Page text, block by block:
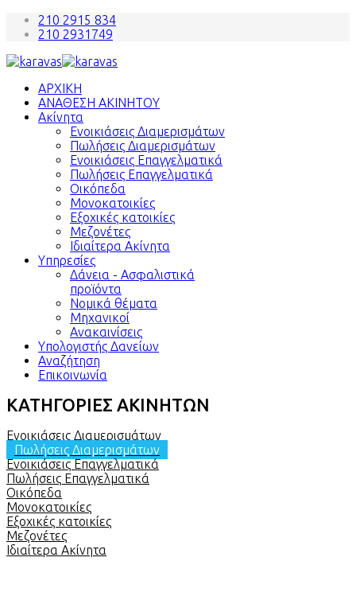
210 2915 834
210 2931749
ΑΡΧΙΚΗ
ΑΝΑΘΕΣΗ ΑΚΙΝΗΤΟΥ
Ακίνητα
Ενοικιάσεις Διαμερισμάτων
Πωλήσεις Διαμερισμάτων
Ενοικιάσεις Επαγγελματικά
Πωλήσεις Επαγγελματικά
Οικόπεδα
Μονοκατοικίες
Εξοχικές κατοικίες
Μεζονέτες
Ιδιαίτερα Ακίνητα
Υπηρεσίες
Δάνεια - Ασφαλιστικά
προϊόντα
Νομικά θέματα
Μηχανικοί
Ανακαινίσεις
Υπολογιστής Δανείων
Αναζήτηση
Επικοινωνία
ΚΑΤΗΓΟΡΙΕΣ ΑΚΙΝΗΤΩΝ
Ενοικιάσεις Διαμερισμάτων
Πωλήσεις Διαμερισμάτων
Ενοικιάσεις Επαγγελματικά
Πωλήσεις Επαγγελματικά
Οικόπεδα
Μονοκατοικίες
Εξοχικές κατοικίες
Μεζονέτες
Ιδιαίτερα Ακίνητα